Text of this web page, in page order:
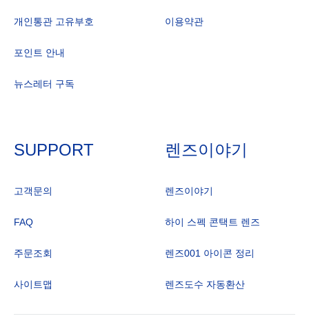
개인통관 고유부호
포인트 안내
뉴스레터 구독
이용약관
SUPPORT
고객문의
FAQ
주문조회
사이트맵
렌즈이야기
렌즈이야기
하이 스펙 콘택트 렌즈
렌즈001 아이콘 정리
렌즈도수 자동환산